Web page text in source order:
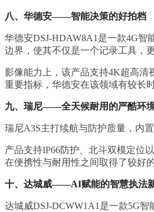
八、华德安——智能决策的好拍档
华德安DSJ-HDAW8A1是一款4G智
边界，使其不仅是一个记录工具，
影像能力上，该产品支持4K超高清
重要指标，华德安在该领域有较长
九、瑞尼——全天候耐用的严酷环
瑞尼A3S主打续航与防护质量，内
产品支持IP66防护、北斗双模定位
在便携性与耐用性之间取得了较好的
十、达城威——AI赋能的智慧执法
达城威DSJ-DCWW1A1是一款5G